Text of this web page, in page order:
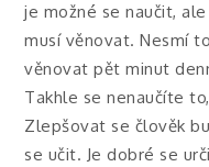
je možné se naučit,
musí věnovat. Nesmí
věnovat pět minut
Takhle se nenaučíte
Zlepšovat se člověk
se učit. Je dobré se